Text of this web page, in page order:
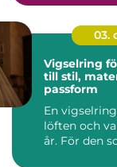
03.
Vigselring
till stil,
passform
En
löften och
år. För den